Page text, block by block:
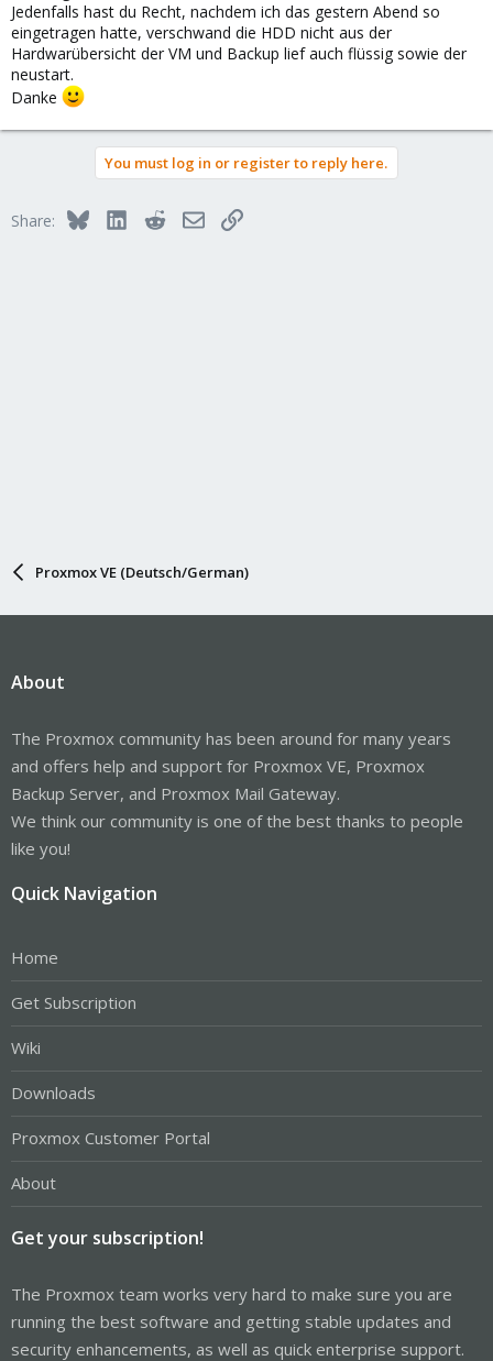
Jedenfalls hast du Recht, nachdem ich das gestern Abend so
eingetragen hatte, verschwand die HDD nicht aus der
Hardwarübersicht der VM und Backup lief auch flüssig sowie der
neustart.
Danke
You must log in or register to reply here.
Share: BlueskyLinkedInRedditEmailLink
Proxmox VE (Deutsch/German)
About
The Proxmox community has been around for many years
and offers help and support for Proxmox VE, Proxmox
Backup Server, and Proxmox Mail Gateway.
We think our community is one of the best thanks to people
like you!
Quick Navigation
Home
Get Subscription
Wiki
Downloads
Proxmox Customer Portal
About
Get your subscription!
The Proxmox team works very hard to make sure you are
running the best software and getting stable updates and
security enhancements, as well as quick enterprise support.